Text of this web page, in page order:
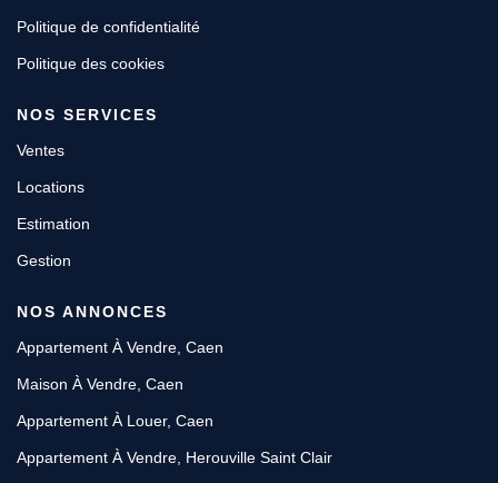
Politique de confidentialité
Politique des cookies
NOS SERVICES
Ventes
Locations
Estimation
Gestion
NOS ANNONCES
Appartement À Vendre, Caen
Maison À Vendre, Caen
Appartement À Louer, Caen
Appartement À Vendre, Herouville Saint Clair